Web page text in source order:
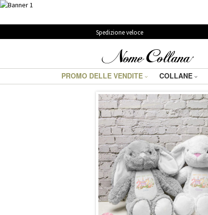
Spedizione veloce
PROMO DELLE VENDITE COLLANE